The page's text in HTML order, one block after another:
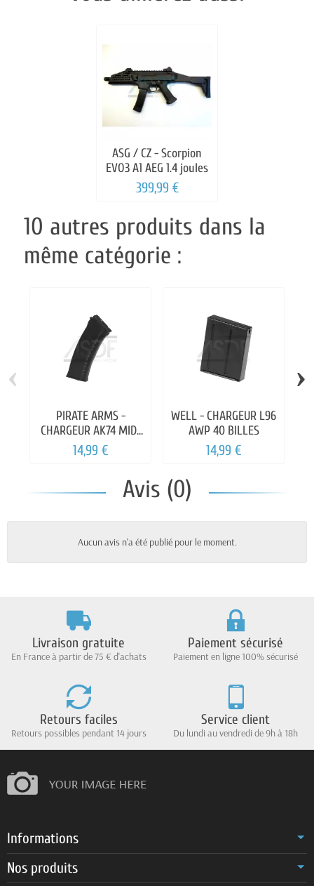
ASG / CZ - Scorpion
EVO3 A1 AEG 1.4 joules
399,99 €
10 autres produits dans la
même catégorie :
PIRATE ARMS -
CHARGEUR AK74 MID-
CAP 150 BILLES
14,99 €
WELL - CHARGEUR L96
AWP 40 BILLES
14,99 €
‹ ›
Avis (0)
Aucun avis n'a été publié pour le moment.
Livraison gratuite
En France à partir de 75 € d'achats
Paiement sécurisé
Paiement en ligne 100% sécurisé
Retours faciles
Retours possibles pendant 14 jours
Service client
Du lundi au vendredi de 9h à 18h
Informations
Nos produits